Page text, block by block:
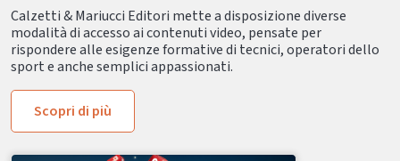
Calzetti & Mariucci Editori mette a disposizione diverse
modalità di accesso ai contenuti video, pensate per
rispondere alle esigenze formative di tecnici, operatori dello
sport e anche semplici appassionati.
Scopri di più